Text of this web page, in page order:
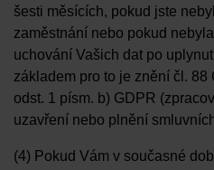
šesti měsících, pokud jste
zaměstnání nebo pokud
uchování Vašich dat po
základem pro to je znění čl. 88
odst. 1 písm. b) GDPR
uzavření nebo plnění
(4) Pokud Vám v současné